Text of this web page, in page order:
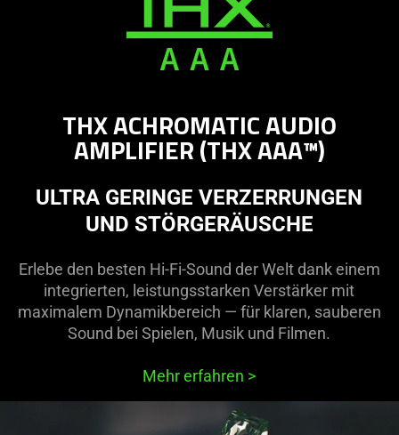
THX ACHROMATIC AUDIO
AMPLIFIER (THX AAA™)
ULTRA GERINGE VERZERRUNGEN
UND STÖRGERÄUSCHE
Erlebe den besten Hi-Fi-Sound der Welt dank einem
integrierten, leistungsstarken Verstärker mit
maximalem Dynamikbereich — für klaren, sauberen
Sound bei Spielen, Musik und Filmen.
Mehr erfahren >